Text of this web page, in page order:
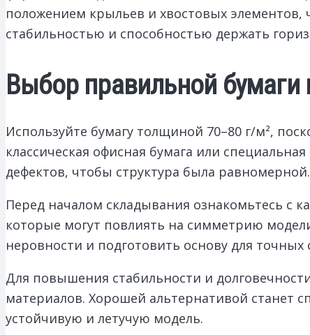
положением крыльев и хвостовых элементов,
стабильностью и способностью держать
Выбор правильной бумаги
Используйте бумагу толщиной 70–80 г/м²,
классическая офисная бумага или
дефектов, чтобы структура была равномерной.
Перед началом складывания ознакомьтесь с
которые могут повлиять на симметрию
неровности и подготовить основу для точных
Для повышения стабильности и
материалов. Хорошей альтернативой станет
устойчивую и летучую модель.